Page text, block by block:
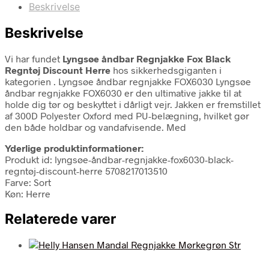
Beskrivelse
Beskrivelse
Vi har fundet Lyngsøe åndbar Regnjakke Fox Black
Regntøj Discount Herre hos sikkerhedsgiganten i
kategorien . Lyngsøe åndbar regnjakke FOX6030 Lyngsøe
åndbar regnjakke FOX6030 er den ultimative jakke til at
holde dig tør og beskyttet i dårligt vejr. Jakken er fremstillet
af 300D Polyester Oxford med PU-belægning, hvilket gør
den både holdbar og vandafvisende. Med
Yderlige produktinformationer:
Produkt id: lyngsøe-åndbar-regnjakke-fox6030-black-
regntøj-discount-herre 5708217013510
Farve: Sort
Køn: Herre
Relaterede varer